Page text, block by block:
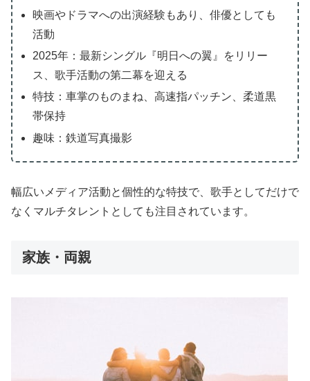
映画やドラマへの出演経験もあり、俳優としても
活動
2025年：最新シングル『明日への翼』をリリー
ス、歌手活動の第二幕を迎える
特技：車掌のものまね、高速指パッチン、柔道黒
帯保持
趣味：鉄道写真撮影
幅広いメディア活動と個性的な特技で、歌手としてだけで
なくマルチタレントとしても注目されています。
家族・両親